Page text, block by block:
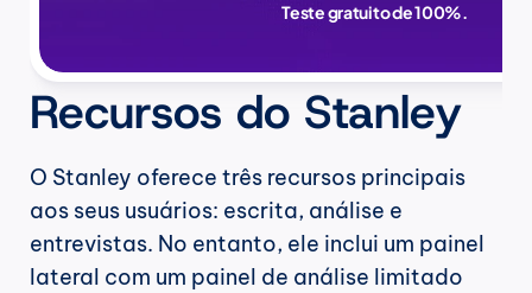
Teste gratuito de 100%.
Recursos do Stanley
O Stanley oferece três recursos principais
aos seus usuários: escrita, análise e
entrevistas. No entanto, ele inclui um painel
lateral com um painel de análise limitado